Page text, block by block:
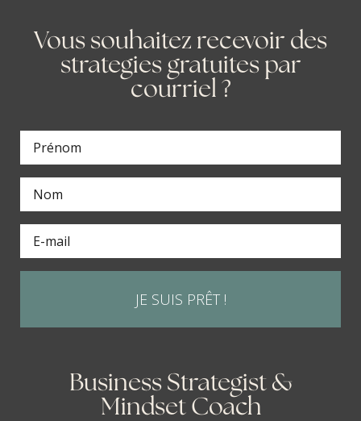
Vous souhaitez recevoir des
strategies gratuites par
courriel ?
JE SUIS PRÊT !
Business Strategist &
Mindset Coach